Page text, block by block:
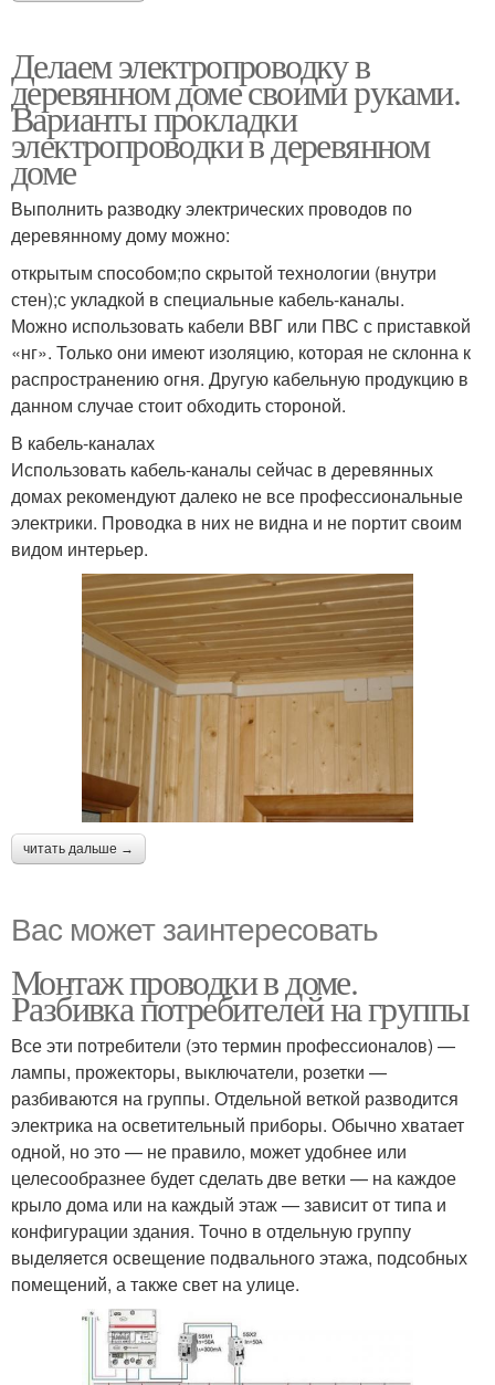
Делаем электропроводку в
деревянном доме своими руками.
Варианты прокладки
электропроводки в деревянном
доме
Выполнить разводку электрических проводов по
деревянному дому можно:
открытым способом;по скрытой технологии (внутри
стен);с укладкой в специальные кабель-каналы.
Можно использовать кабели ВВГ или ПВС с приставкой
«нг». Только они имеют изоляцию, которая не склонна к
распространению огня. Другую кабельную продукцию в
данном случае стоит обходить стороной.
В кабель-каналах
Использовать кабель-каналы сейчас в деревянных
домах рекомендуют далеко не все профессиональные
электрики. Проводка в них не видна и не портит своим
видом интерьер.
читать дальше →
Вас может заинтересовать
Монтаж проводки в доме.
Разбивка потребителей на группы
Все эти потребители (это термин профессионалов) —
лампы, прожекторы, выключатели, розетки —
разбиваются на группы. Отдельной веткой разводится
электрика на осветительный приборы. Обычно хватает
одной, но это — не правило, может удобнее или
целесообразнее будет сделать две ветки — на каждое
крыло дома или на каждый этаж — зависит от типа и
конфигурации здания. Точно в отдельную группу
выделяется освещение подвального этажа, подсобных
помещений, а также свет на улице.